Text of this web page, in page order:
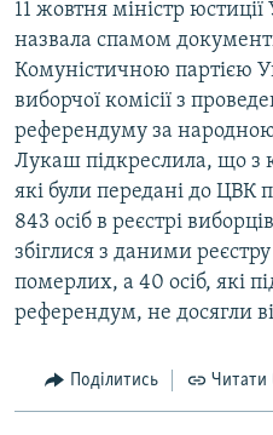
11 жовтня міністр
назвала спамом
Комуністичною партією
виборчої комісії з
референдуму за народною
Лукаш підкреслила, що з
які були передані до ЦВК
843 осіб в реєстрі
збіглися з даними
померлих, а 40 осіб, які
референдум, не досягли
Поділитись Читати